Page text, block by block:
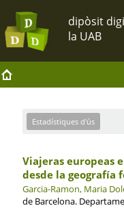
Estadístiques d'ús
Viajeras europeas
desde la geografía
Garcia-Ramon, Maria
de Barcelona.